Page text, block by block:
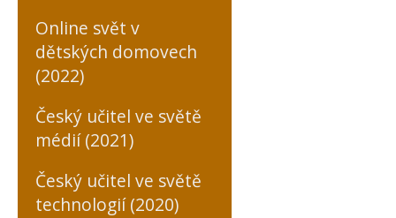
Online svět v
dětských domovech
(2022)
Český učitel ve světě
médií (2021)
Český učitel ve světě
technologií (2020)